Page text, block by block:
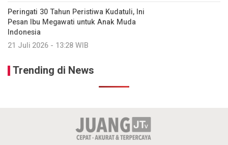
Peringati 30 Tahun Peristiwa Kudatuli, Ini
Pesan Ibu Megawati untuk Anak Muda
Indonesia
21 Juli 2026 - 13:28 WIB
Trending di News